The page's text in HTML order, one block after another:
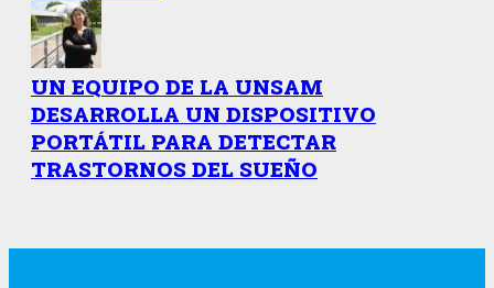
UN EQUIPO DE LA UNSAM
DESARROLLA UN DISPOSITIVO
PORTÁTIL PARA DETECTAR
TRASTORNOS DEL SUEÑO